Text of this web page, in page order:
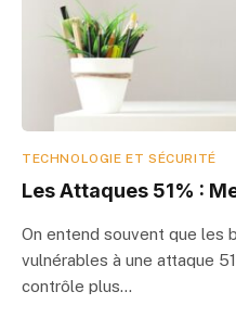
TECHNOLOGIE ET SÉCURITÉ
Les Attaques 51% :
On entend souvent que les
vulnérables à une attaque
contrôle plus…